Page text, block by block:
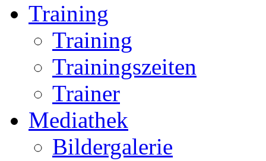
Training
Training
Trainingszeiten
Trainer
Mediathek
Bildergalerie